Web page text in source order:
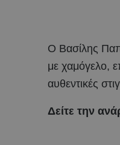
Ο Βασίλης
με χαμόγελο,
αυθεντικές
Δείτε την